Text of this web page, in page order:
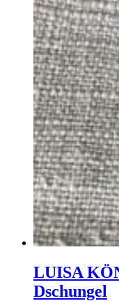
LUISA
Dschungel